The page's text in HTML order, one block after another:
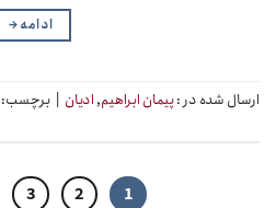
ادامه→
ارسال شده در :پیمان ابراهیم,ادیان برچسب:
1
2
3